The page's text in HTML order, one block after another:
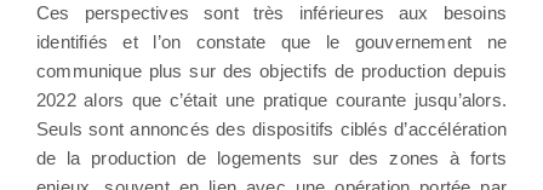
Ces perspectives sont très inférieures aux besoins
identifiés et l’on constate que le gouvernement ne
communique plus sur des objectifs de production depuis
2022 alors que c’était une pratique courante jusqu’alors.
Seuls sont annoncés des dispositifs ciblés d’accélération
de la production de logements sur des zones à forts